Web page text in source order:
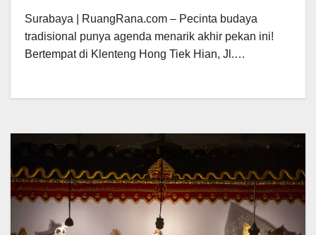
Surabaya | RuangRana.com – Pecinta budaya
tradisional punya agenda menarik akhir pekan ini!
Bertempat di Klenteng Hong Tiek Hian, Jl.…